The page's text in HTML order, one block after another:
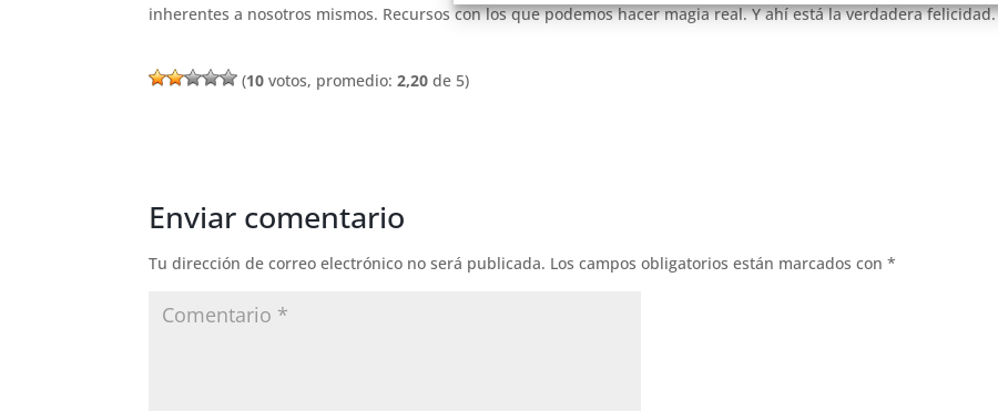
inherentes a nosotros mismos. Recursos con los que podemos hacer magia real. Y ahí está la verdadera felicidad.
(10 votos, promedio:2,20 de 5)
Enviar comentario
Tu dirección de correo electrónico no será publicada. Los campos obligatorios están marcados con*